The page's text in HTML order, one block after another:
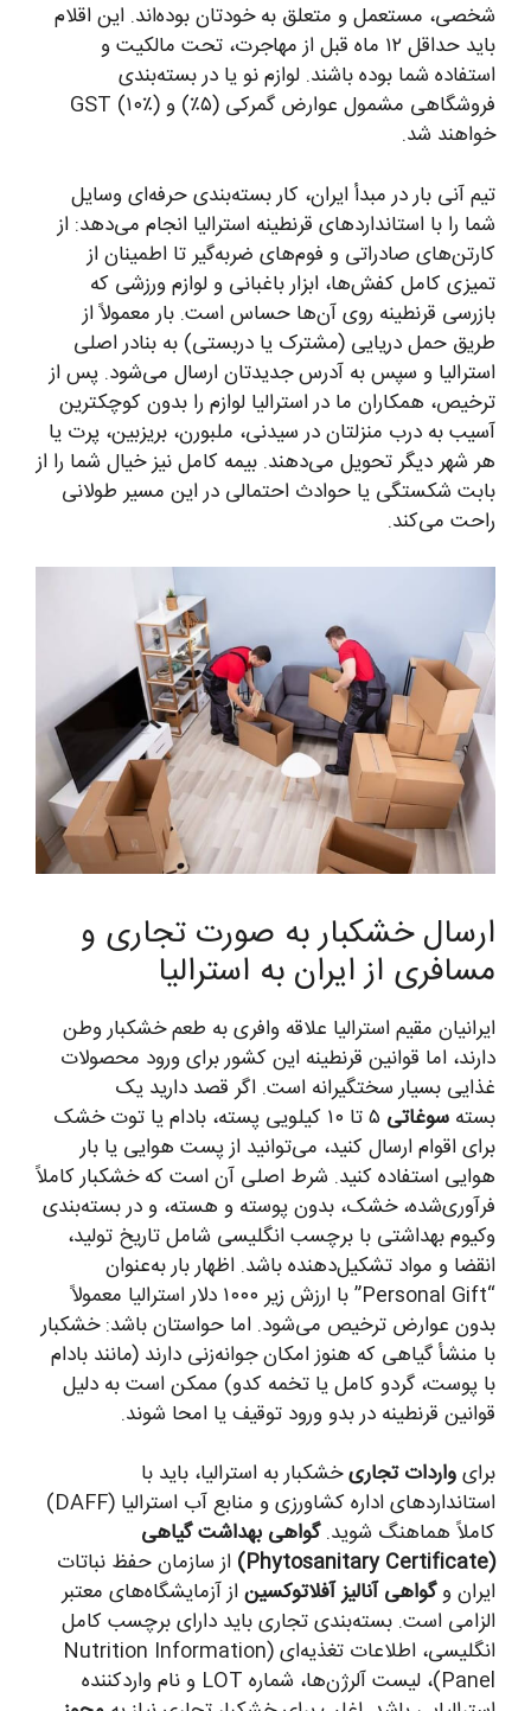
شخصی، مستعمل و متعلق به خودتان بوده‌اند. این اقلام
باید حداقل ۱۲ ماه قبل از مهاجرت، تحت مالکیت و
استفاده شما بوده باشند. لوازم نو یا در بسته‌بندی
فروشگاهی مشمول عوارض گمرکی (۵٪) و GST (۱۰٪)
خواهند شد.
تیم آنی بار در مبدأ ایران، کار بسته‌بندی حرفه‌ای وسایل
شما را با استانداردهای قرنطینه استرالیا انجام می‌دهد: از
کارتن‌های صادراتی و فوم‌های ضربه‌گیر تا اطمینان از
تمیزی کامل کفش‌ها، ابزار باغبانی و لوازم ورزشی که
بازرسی قرنطینه روی آن‌ها حساس است. بار معمولاً از
طریق حمل دریایی (مشترک یا دربستی) به بنادر اصلی
استرالیا و سپس به آدرس جدیدتان ارسال می‌شود. پس از
ترخیص، همکاران ما در استرالیا لوازم را بدون کوچکترین
آسیب به درب منزلتان در سیدنی، ملبورن، بریزبین، پرت یا
هر شهر دیگر تحویل می‌دهند. بیمه کامل نیز خیال شما را از
بابت شکستگی یا حوادث احتمالی در این مسیر طولانی
راحت می‌کند.
ارسال خشکبار به صورت تجاری و
مسافری از ایران به استرالیا
ایرانیان مقیم استرالیا علاقه وافری به طعم خشکبار وطن
دارند، اما قوانین قرنطینه این کشور برای ورود محصولات
غذایی بسیار سختگیرانه است. اگر قصد دارید یک
بسته سوغاتی
۵ تا ۱۰ کیلویی پسته، بادام یا توت خشک
برای اقوام ارسال کنید، می‌توانید از پست هوایی یا بار
هوایی استفاده کنید. شرط اصلی آن است که خشکبار کاملاً
فرآوری‌شده، خشک، بدون پوسته و هسته، و در بسته‌بندی
وکیوم بهداشتی با برچسب انگلیسی شامل تاریخ تولید،
انقضا و مواد تشکیل‌دهنده باشد. اظهار بار به‌عنوان
“Personal Gift” با ارزش زیر ۱۰۰۰ دلار استرالیا معمولاً
بدون عوارض ترخیص می‌شود. اما حواستان باشد: خشکبار
با منشأ گیاهی که هنوز امکان جوانه‌زنی دارند (مانند بادام
با پوست، گردو کامل یا تخمه کدو) ممکن است به دلیل
قوانین قرنطینه در بدو ورود توقیف یا امحا شوند.
برایواردات تجاریخشکبار به استرالیا، باید با
استانداردهای اداره کشاورزی و منابع آب استرالیا (DAFF)
کاملاً هماهنگ شوید.گواهی بهداشت گیاهی
(Phytosanitary Certificate)
از سازمان حفظ نباتات
ایران وگواهی آنالیز آفلاتوکسیناز آزمایشگاه‌های معتبر
الزامی است. بسته‌بندی تجاری باید دارای برچسب کامل
انگلیسی، اطلاعات تغذیه‌ای (Nutrition Information
Panel)، لیست آلرژن‌ها، شماره LOT و نام واردکننده